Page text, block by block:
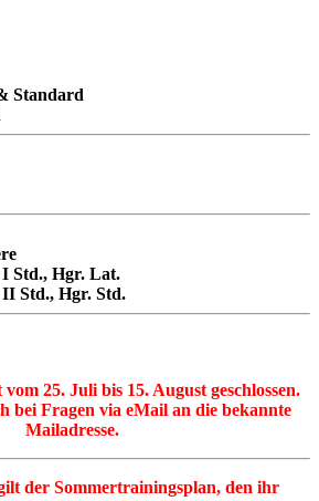
Standard
Std., Hgr. Lat.
II Std., Hgr. Std.
vom 25. Juli bis 15. August geschlossen.
bei Fragen via eMail an die bekannte
Mailadresse.
der Sommertrainingsplan, den ihr